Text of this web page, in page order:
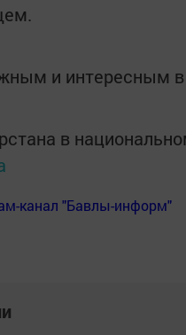
и интересным в
в
канал "Бавлы-информ"